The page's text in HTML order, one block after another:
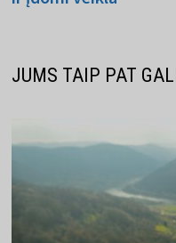
įrašų
JUMS TAIP PAT